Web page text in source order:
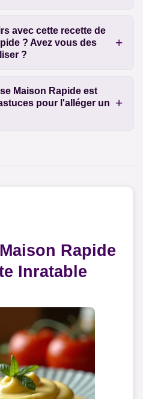
avec cette recette de
? Avez vous des
?
Maison Rapide est
pour l'alléger un
Rapide
Inratable